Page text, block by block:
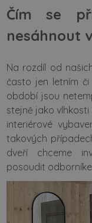
prodejní síť
informace a rady
Čím se
nesáhnout
Na rozdíl od
často jen letním či
období jsou
stejně jako
interiérové
takových
dveří chceme
posoudit